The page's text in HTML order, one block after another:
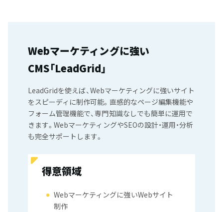
Webマーケティングに強い
CMS「LeadGrid」
LeadGridを使えば、Webマーケティングに強いサイト
をスピーディに制作可能。直感的なページ編集機能や
フォーム管理機能で、専門知識なしでも簡単に運用で
きます。WebマーケティングやSEOの設計・運用・分析
も完全サポートします。
得意領域
Webマーケティングに強いWebサイト
制作